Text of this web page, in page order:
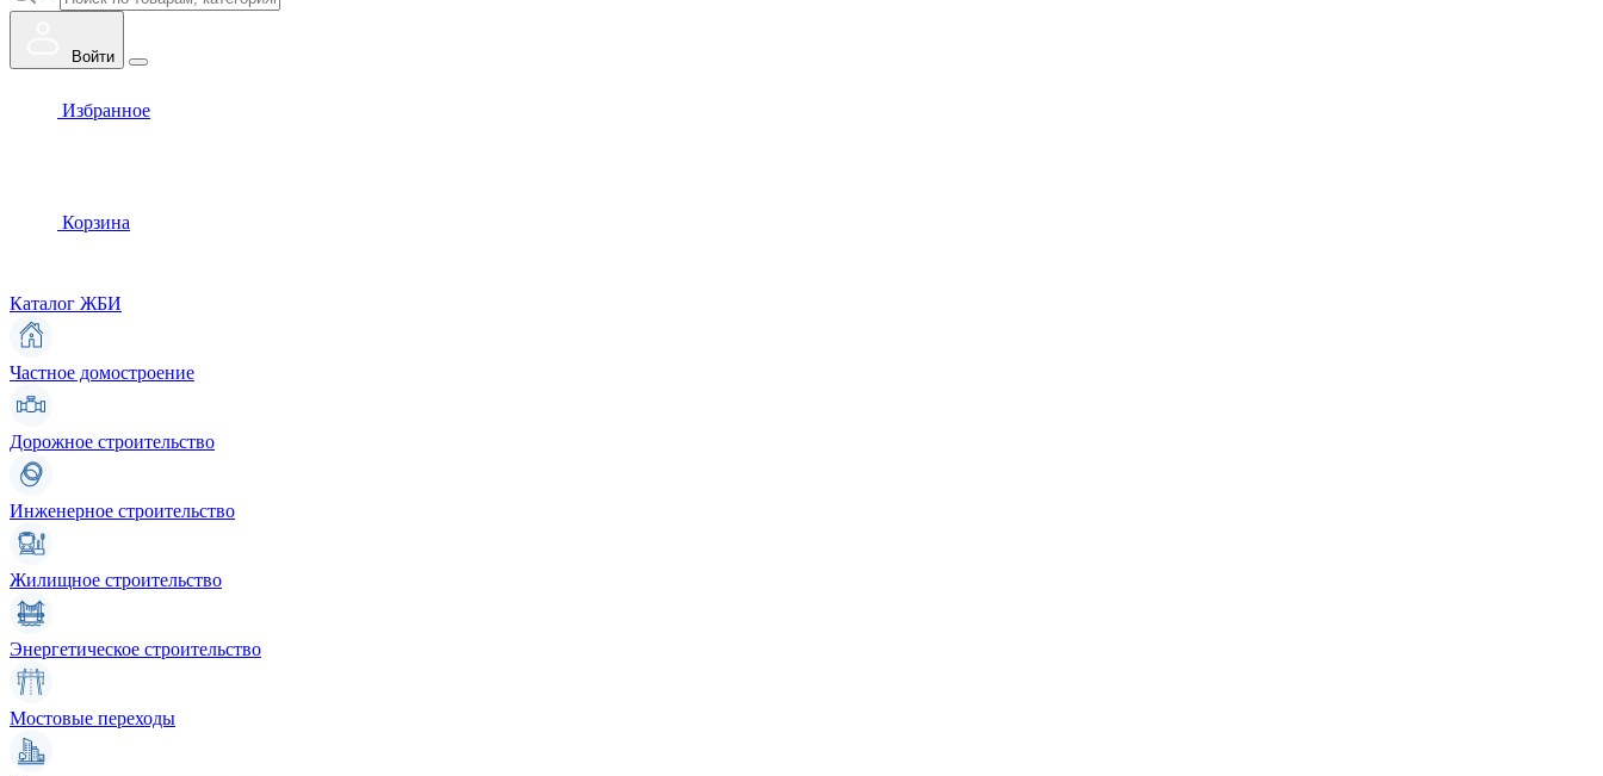
Войти
Избранное
Корзина
Каталог ЖБИ
Частное домостроение
Дорожное строительство
Инженерное строительство
Жилищное строительство
Энергетическое строительство
Мостовые переходы